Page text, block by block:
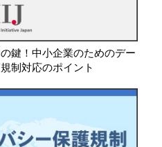
鍵！中小企業のためのデー
制対応のポイント